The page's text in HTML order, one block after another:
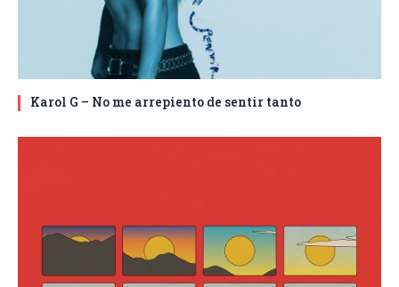
Karol G – No me arrepiento de sentir tanto